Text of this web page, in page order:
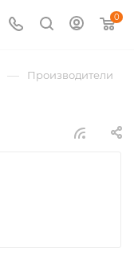
0
— Производители